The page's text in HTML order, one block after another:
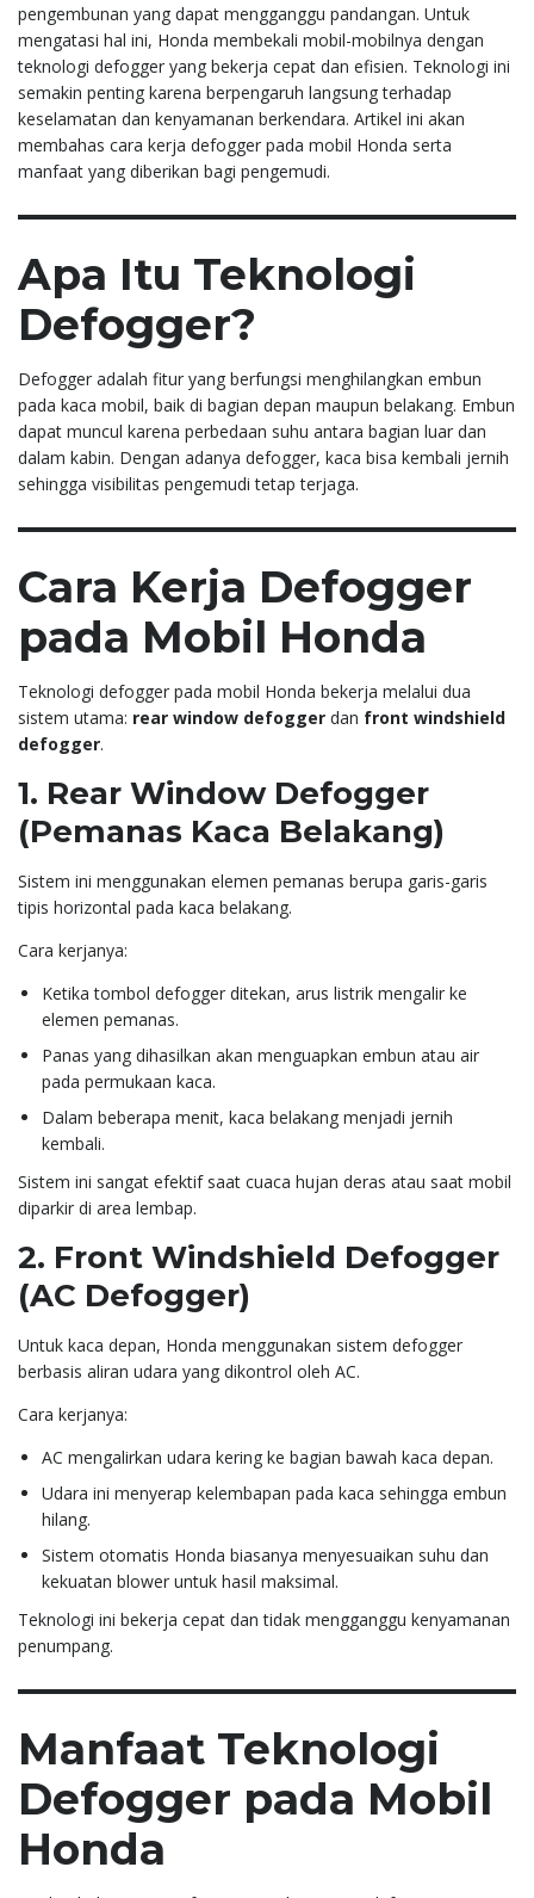
pengembunan yang dapat mengganggu pandangan. Untuk
mengatasi hal ini, Honda membekali mobil-mobilnya dengan
teknologi defogger yang bekerja cepat dan efisien. Teknologi ini
semakin penting karena berpengaruh langsung terhadap
keselamatan dan kenyamanan berkendara. Artikel ini akan
membahas cara kerja defogger pada mobil Honda serta
manfaat yang diberikan bagi pengemudi.
Apa Itu Teknologi
Defogger?
Defogger adalah fitur yang berfungsi menghilangkan embun
pada kaca mobil, baik di bagian depan maupun belakang. Embun
dapat muncul karena perbedaan suhu antara bagian luar dan
dalam kabin. Dengan adanya defogger, kaca bisa kembali jernih
sehingga visibilitas pengemudi tetap terjaga.
Cara Kerja Defogger
pada Mobil Honda
Teknologi defogger pada mobil Honda bekerja melalui dua
sistem utama: rear window defogger dan front windshield
defogger.
1. Rear Window Defogger
(Pemanas Kaca Belakang)
Sistem ini menggunakan elemen pemanas berupa garis-garis
tipis horizontal pada kaca belakang.
Cara kerjanya:
Ketika tombol defogger ditekan, arus listrik mengalir ke
elemen pemanas.
Panas yang dihasilkan akan menguapkan embun atau air
pada permukaan kaca.
Dalam beberapa menit, kaca belakang menjadi jernih
kembali.
Sistem ini sangat efektif saat cuaca hujan deras atau saat mobil
diparkir di area lembap.
2. Front Windshield Defogger
(AC Defogger)
Untuk kaca depan, Honda menggunakan sistem defogger
berbasis aliran udara yang dikontrol oleh AC.
Cara kerjanya:
AC mengalirkan udara kering ke bagian bawah kaca depan.
Udara ini menyerap kelembapan pada kaca sehingga embun
hilang.
Sistem otomatis Honda biasanya menyesuaikan suhu dan
kekuatan blower untuk hasil maksimal.
Teknologi ini bekerja cepat dan tidak mengganggu kenyamanan
penumpang.
Manfaat Teknologi
Defogger pada Mobil
Honda